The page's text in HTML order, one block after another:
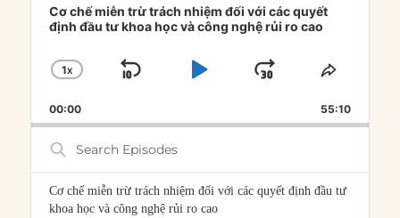
Player
Cơ chế miễn trừ trách nhiệm đối với các quyết
định đầu tư khoa học và công nghệ rủi ro cao
CHANGE
RATE
1X
SKIP
PLAYJUMP
FORWARD
SHARE
00:00 55:10
Search
Episodes
Cơ chế miễn trừ trách nhiệm đối với các quyết định đầu tư
khoa học và công nghệ rủi ro cao